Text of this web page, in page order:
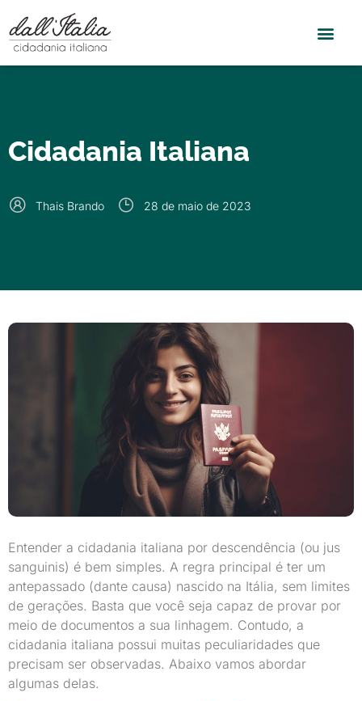
Cidadania Italiana
Thais Brando 28 de maio de 2023
Entender a cidadania italiana por descendência (ou jus
sanguinis) é bem simples. A regra principal é ter um
antepassado (dante causa) nascido na Itália, sem limites
de gerações. Basta que você seja capaz de provar por
meio de documentos a sua linhagem. Contudo, a
cidadania italiana possui muitas peculiaridades que
precisam ser observadas. Abaixo vamos abordar
algumas delas.